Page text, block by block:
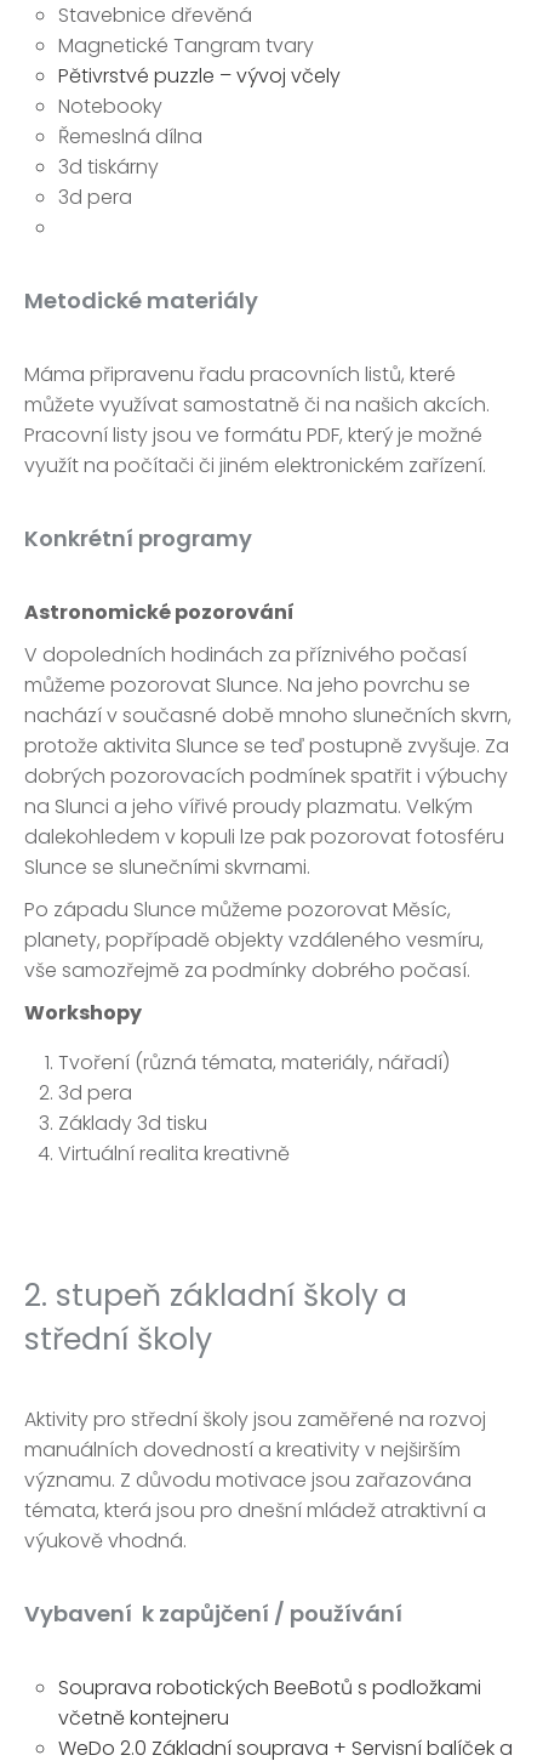
Stavebnice dřevěná
Magnetické Tangram tvary
Pětivrstvé puzzle – vývoj včely
Notebooky
Řemeslná dílna
3d tiskárny
3d pera
Metodické materiály
Máma připravenu řadu pracovních listů, které
můžete využívat samostatně či na našich akcích.
Pracovní listy jsou ve formátu PDF, který je možné
využít na počítači či jiném elektronickém zařízení.
Konkrétní programy
Astronomické pozorování
V dopoledních hodinách za příznivého počasí
můžeme pozorovat Slunce. Na jeho povrchu se
nachází v současné době mnoho slunečních skvrn,
protože aktivita Slunce se teď postupně zvyšuje. Za
dobrých pozorovacích podmínek spatřit i výbuchy
na Slunci a jeho vířivé proudy plazmatu. Velkým
dalekohledem v kopuli lze pak pozorovat fotosféru
Slunce se slunečními skvrnami.
Po západu Slunce můžeme pozorovat Měsíc,
planety, popřípadě objekty vzdáleného vesmíru,
vše samozřejmě za podmínky dobrého počasí.
Workshopy
Tvoření (různá témata, materiály, nářadí)
3d pera
Základy 3d tisku
Virtuální realita kreativně
2. stupeň základní školy a
střední školy
Aktivity pro střední školy jsou zaměřené na rozvoj
manuálních dovedností a kreativity v nejširším
významu. Z důvodu motivace jsou zařazována
témata, která jsou pro dnešní mládež atraktivní a
výukově vhodná.
Vybavení k zapůjčení / používání
Souprava robotických BeeBotů s podložkami
včetně kontejneru
WeDo 2.0 Základní souprava + Servisní balíček a